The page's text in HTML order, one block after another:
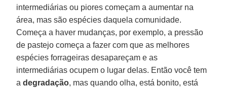
intermediárias ou piores começam a aumentar na
área, mas são espécies daquela comunidade.
Começa a haver mudanças, por exemplo, a pressão
de pastejo começa a fazer com que as melhores
espécies forrageiras desapareçam e as
intermediárias ocupem o lugar delas. Então você tem
adegradação, mas quando olha, está bonito, está